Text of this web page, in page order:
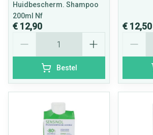
Huidbescherm. Shampoo
200ml Nf
€ 12,90
Bestel
€ 12,50